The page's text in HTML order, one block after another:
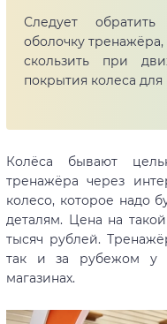
Следует
оболочку
скользить при
покрытия колеса
Колёса бывают
тренажёра через
колесо, которое надо
деталям. Цена на
тысяч рублей.
так и за рубежом у
магазинах.